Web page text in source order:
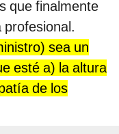
que finalmente
profesional.
sea un
esté a) la altura
de los